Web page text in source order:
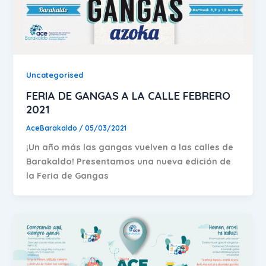
Uncategorised
FERIA DE GANGAS A LA CALLE FEBRERO
2021
AceBarakaldo /05/03/2021
¡Un año más las gangas vuelven a las calles de
Barakaldo! Presentamos una nueva edición de
la Feria de Gangas